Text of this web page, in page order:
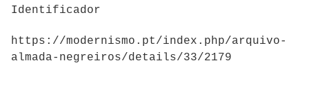
Identificador
https://modernismo.pt/index.php/arquivo-
almada-negreiros/details/33/2179